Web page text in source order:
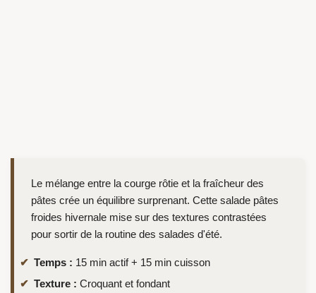
Le mélange entre la courge rôtie et la fraîcheur des
pâtes crée un équilibre surprenant. Cette salade pâtes
froides hivernale mise sur des textures contrastées
pour sortir de la routine des salades d'été.
Temps : 15 min actif + 15 min cuisson
Texture : Croquant et fondant